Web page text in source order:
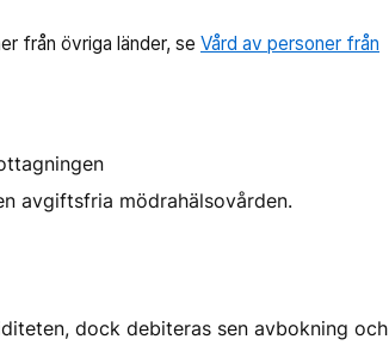
från övriga länder, se Vård av personer från
avgiftsfria mödrahälsovården.
dock debiteras sen avbokning och